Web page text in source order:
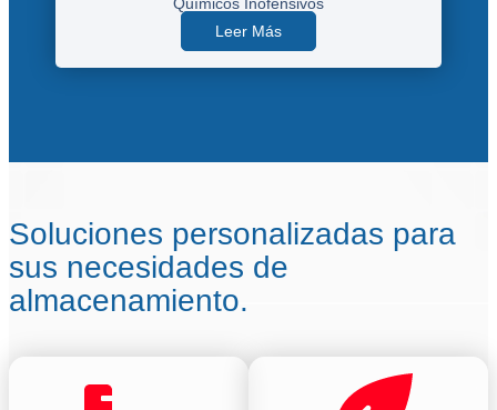
Leer Más
Soluciones personalizadas para
sus necesidades de
almacenamiento.